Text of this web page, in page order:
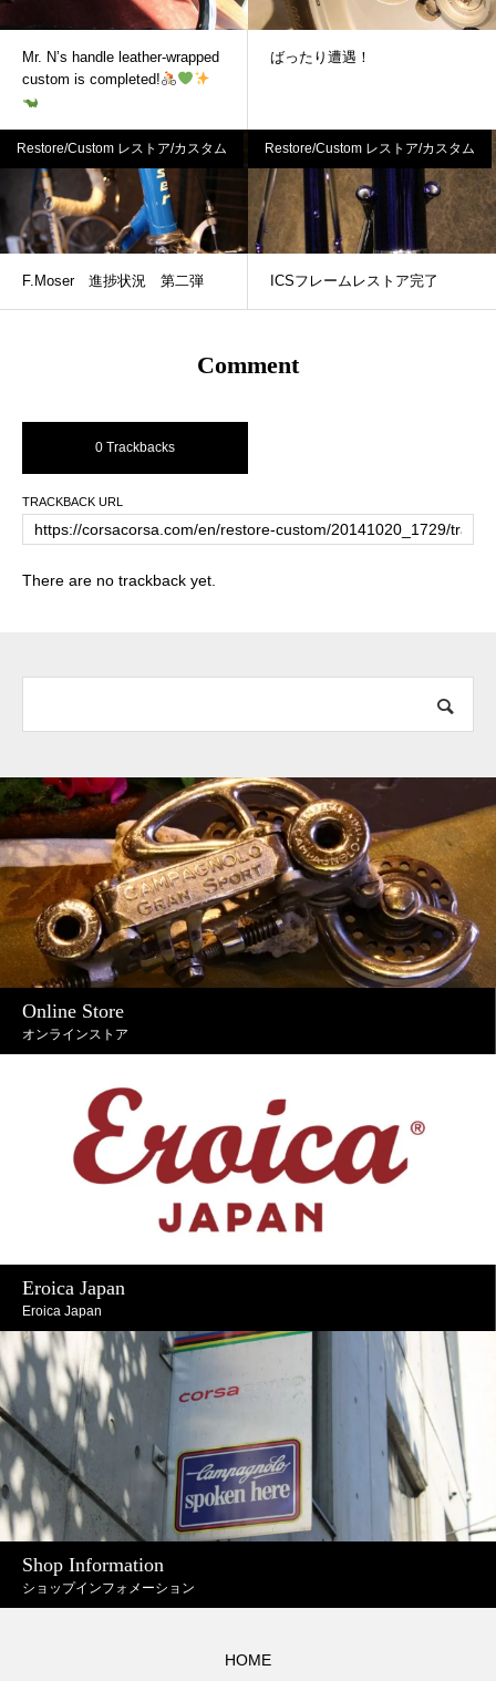
Mr. N’s handle leather-wrapped
custom is completed!
ばったり遭遇！
Restore/Custom レストア/カスタム
F.Moser 進捗状況 第二弾
Restore/Custom レストア/カスタム
ICSフレームレストア完了
Comment
0 Trackbacks
TRACKBACK URL
There are no trackback yet.
Online Store
オンラインストア
Eroica Japan
Eroica Japan
Shop Information
ショップインフォメーション
HOME